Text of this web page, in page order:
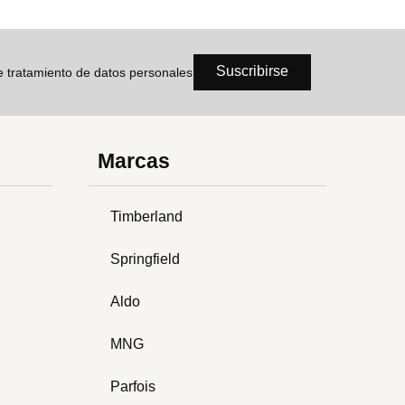
tratamiento de datos personales Suscribirse
Marcas
Timberland
Springfield
Aldo
MNG
Parfois